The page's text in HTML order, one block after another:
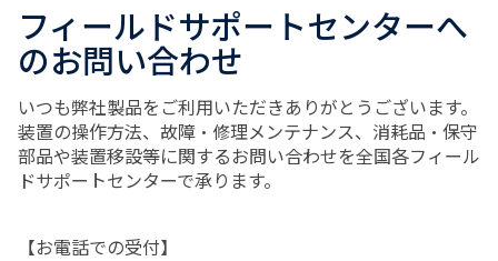
フィールドサポートセンターへ
のお問い合わせ
いつも弊社製品をご利用いただきありがとうございます。
装置の操作方法、故障・修理メンテナンス、消耗品・保守
部品や装置移設等に関するお問い合わせを全国各フィール
ドサポートセンターで承ります。
【お電話での受付】